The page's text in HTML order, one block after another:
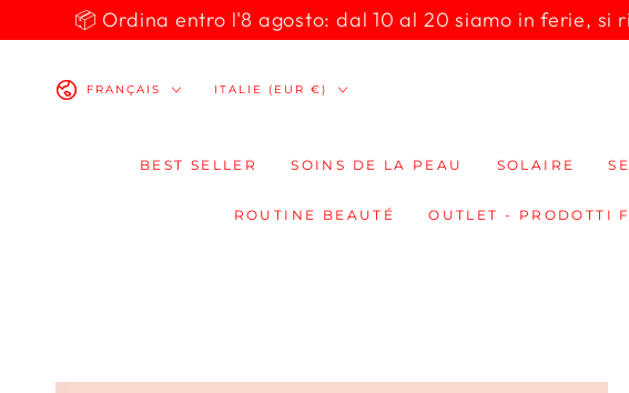
IGNORER LE
CONTENU📦 Ordina entro l'8 agosto: dal 10 al 20 siamo in ferie, si
LangueFRANÇAIS Pays/région
ITALIE (EUR €)
BEST SELLER SOINS DE LA PEAU SOLAIRE
ROUTINE BEAUTÉ OUTLET - PRODOTTI
IGNORER LES